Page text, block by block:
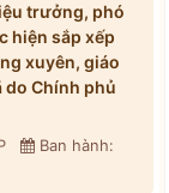
trưởng, phó
hiện sắp xếp
xuyên, giáo
do Chính phủ
Ban hành: